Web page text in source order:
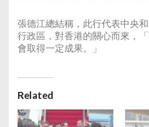
張德江總結稱，此行代表中央
行政區，對香港的關心而來，
會取得一定成果。」
Related